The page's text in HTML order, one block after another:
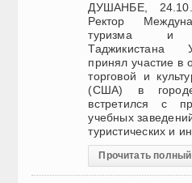
ДУШАНБЕ,
Ректор
туризма и
Таджикистана
принял участие в
торговой и
(США) в
встретился с
учебных
туристических и
Прочитать полный